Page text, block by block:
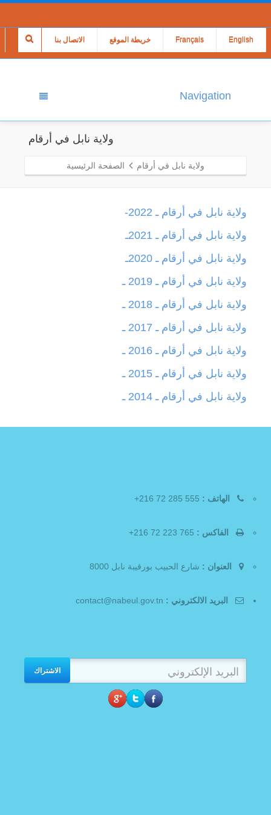
الاتصال بنا خريطة الموقع Français English
Navigation
ولاية نابل في أرقام
ولاية نابل في أرقام الصفحة الرئيسية
ولاية نابل في أرقام ـ 2022-
ولاية نابل في أرقام ـ 2021ـ
ولاية نابل في أرقام ـ 2020ـ
ولاية نابل في أرقام ـ 2019 ـ
ولاية نابل في أرقام ـ 2018 ـ
ولاية نابل في أرقام ـ 2017 ـ
ولاية نابل في أرقام ـ 2016 ـ
ولاية نابل في أرقام ـ 2015 ـ
ولاية نابل في أرقام ـ 2014 ـ
الهاتف :
الفاكس :
العنوان : شارع الحبيب بورقيبة نابل 8000
البريد الالكتروني :
الاشتراك